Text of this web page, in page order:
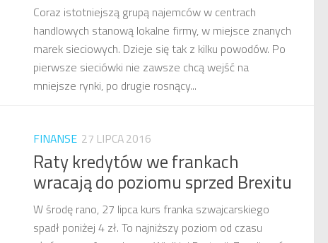
Coraz istotniejszą grupą najemców w centrach
handlowych stanową lokalne firmy, w miejsce znanych
marek sieciowych. Dzieje się tak z kilku powodów. Po
pierwsze sieciówki nie zawsze chcą wejść na
mniejsze rynki, po drugie rosnący...
FINANSE 27 LIPCA 2016
Raty kredytów we frankach
wracają do poziomu sprzed Brexitu
W środę rano, 27 lipca kurs franka szwajcarskiego
spadł poniżej 4 zł. To najniższy poziom od czasu